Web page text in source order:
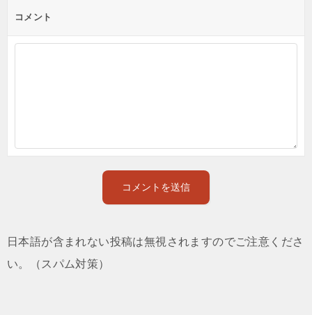
コメント
日本語が含まれない投稿は無視されますのでご注意くださ
い。（スパム対策）